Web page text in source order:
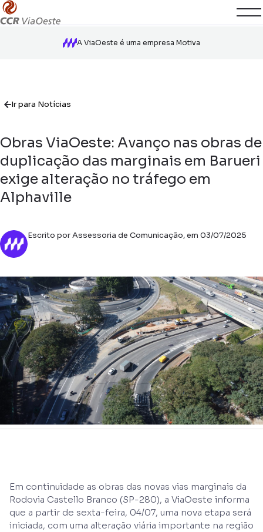
A ViaOeste é uma empresa Motiva
Ir para Notícias
Obras ViaOeste: Avanço nas obras de
duplicação das marginais em Barueri
exige alteração no tráfego em
Alphaville
Escrito por Assessoria de Comunicação, em 03/07/2025
Em continuidade as obras das novas vias marginais da
Rodovia Castello Branco (SP-280), a ViaOeste informa
que a partir de sexta-feira, 04/07, uma nova etapa será
iniciada, com uma alteração viária importante na região